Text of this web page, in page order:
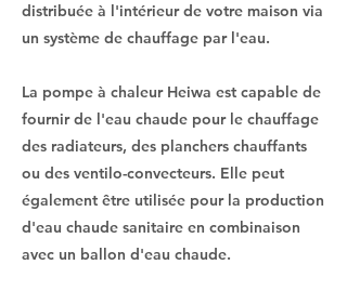
distribuée à l'intérieur de votre maison via
un système de chauffage par l'eau.
La pompe à chaleur Heiwa est capable de
fournir de l'eau chaude pour le chauffage
des radiateurs, des planchers chauffants
ou des ventilo-convecteurs. Elle peut
également être utilisée pour la production
d'eau chaude sanitaire en combinaison
avec un ballon d'eau chaude.